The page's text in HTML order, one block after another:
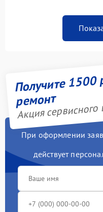
Получите 1500
ремонт
Акция
При оформлении
действует